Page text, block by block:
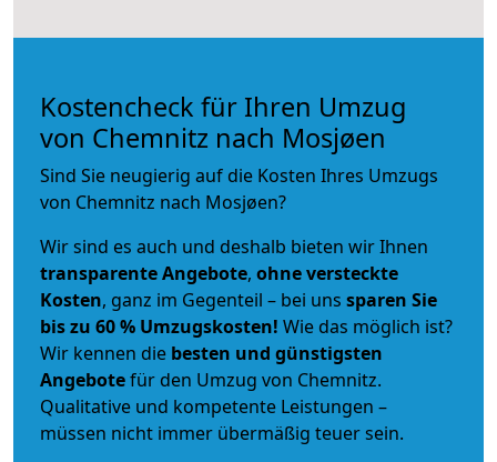
Kostencheck für Ihren Umzug
von Chemnitz nach Mosjøen
Sind Sie neugierig auf die Kosten Ihres Umzugs
von Chemnitz nach Mosjøen?
Wir sind es auch und deshalb bieten wir Ihnen
transparente Angebote, ohne versteckte
Kosten, ganz im Gegenteil – bei uns sparen Sie
bis zu 60 % Umzugskosten! Wie das möglich ist?
Wir kennen die besten und günstigsten
Angebotefür den Umzug von Chemnitz.
Qualitative und kompetente Leistungen –
müssen nicht immer übermäßig teuer sein.